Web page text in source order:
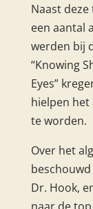
Naast
een aantal
werden bij
“Knowing
Eyes”
hielpen het
te worden.
Over het
Dr. Hook,